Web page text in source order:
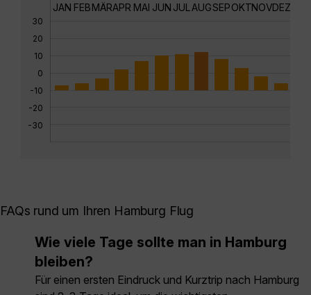
30
20
10
0
-10
-20
-30
JAN FEBMÄRAPR MAI JUN JUL AUGSEPOKTNOVDEZ
FAQs rund um Ihren Hamburg Flug
Wie viele Tage sollte man in Hamburg
bleiben?
Für einen ersten Eindruck und Kurztrip nach Hamburg